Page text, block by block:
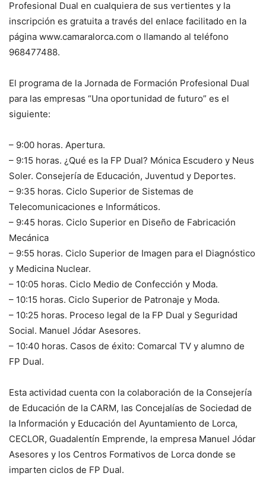
Profesional Dual en cualquiera de sus vertientes y la
inscripción es gratuita a través del enlace facilitado en la
página www.camaralorca.com o llamando al teléfono
968477488.
El programa de la Jornada de Formación Profesional Dual
para las empresas “Una oportunidad de futuro” es el
siguiente:
– 9:00 horas. Apertura.
– 9:15 horas. ¿Qué es la FP Dual? Mónica Escudero y Neus
Soler. Consejería de Educación, Juventud y Deportes.
– 9:35 horas. Ciclo Superior de Sistemas de
Telecomunicaciones e Informáticos.
– 9:45 horas. Ciclo Superior en Diseño de Fabricación
Mecánica
– 9:55 horas. Ciclo Superior de Imagen para el Diagnóstico
y Medicina Nuclear.
– 10:05 horas. Ciclo Medio de Confección y Moda.
– 10:15 horas. Ciclo Superior de Patronaje y Moda.
– 10:25 horas. Proceso legal de la FP Dual y Seguridad
Social. Manuel Jódar Asesores.
– 10:40 horas. Casos de éxito: Comarcal TV y alumno de
FP Dual.
Esta actividad cuenta con la colaboración de la Consejería
de Educación de la CARM, las Concejalías de Sociedad de
la Información y Educación del Ayuntamiento de Lorca,
CECLOR, Guadalentín Emprende, la empresa Manuel Jódar
Asesores y los Centros Formativos de Lorca donde se
imparten ciclos de FP Dual.